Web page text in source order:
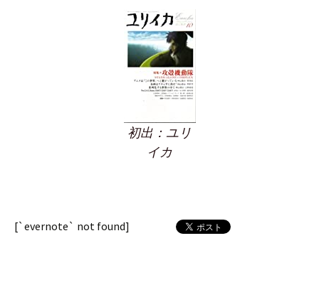
初出：ユリ
イカ
[`evernote` not found]